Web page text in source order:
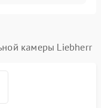
камеры Liebherr